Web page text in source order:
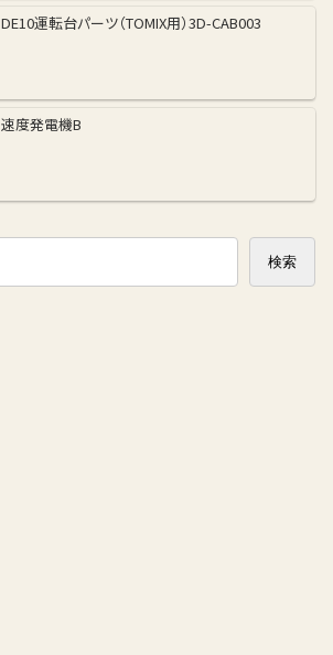
DE10運転台パーツ（TOMIX用）3D-CAB003
速度発電機B
検索